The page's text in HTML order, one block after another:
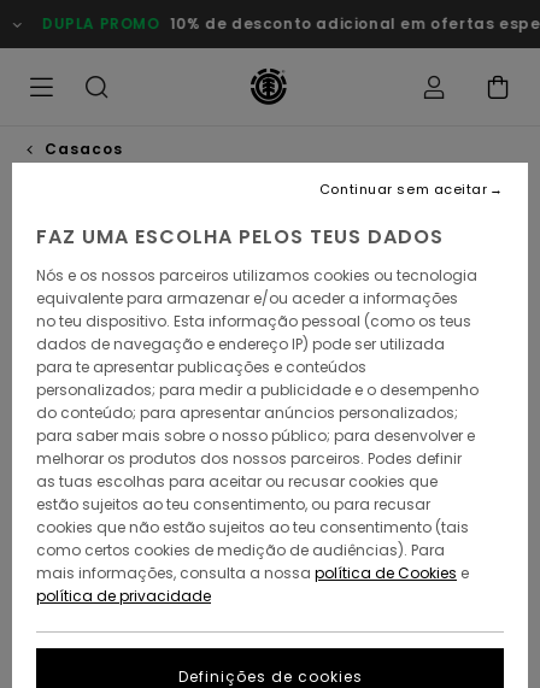
para
a
DUPLA PROMO 10% de desconto adicional em ofertas
Casacos
FAZ UMA ESCOLHA PELOS TEUS DADOS
Nós e os nossos parceiros utilizamos cookies ou tecnologia
equivalente para armazenar e/ou aceder a informações
no teu dispositivo. Esta informação pessoal (como os teus
dados de navegação e endereço IP) pode ser utilizada
para te apresentar publicações e conteúdos
personalizados; para medir a publicidade e o desempenho
do conteúdo; para apresentar anúncios personalizados;
para saber mais sobre o nosso público; para desenvolver e
melhorar os produtos dos nossos parceiros. Podes definir
as tuas escolhas para aceitar ou recusar cookies que
estão sujeitos ao teu consentimento, ou para recusar
cookies que não estão sujeitos ao teu consentimento (tais
como certos cookies de medição de audiências). Para
mais informações, consulta a nossa política de Cookies e
política de privacidade
Definições de cookies
Continuar sem aceitar